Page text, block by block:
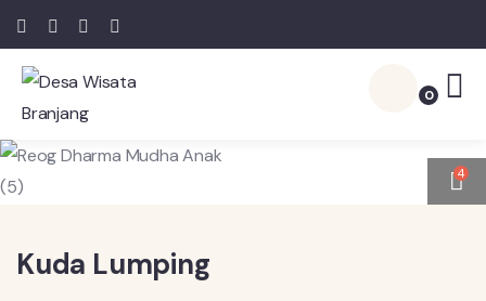
0
4
Kuda Lumping